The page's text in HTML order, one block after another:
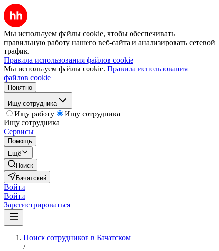
Мы используем файлы cookie, чтобы обеспечивать
правильную работу нашего веб-сайта и анализировать сетевой
трафик.
Правила использования файлов cookie
Мы используем файлы cookie. Правила использования
файлов cookie
Понятно
Ищу сотрудника
Ищу работу
Ищу сотрудника
Ищу сотрудника
Сервисы
Помощь
Ещё
Поиск
Бачатский
Войти
Войти
Зарегистрироваться
Поиск сотрудников в Бачатском
/